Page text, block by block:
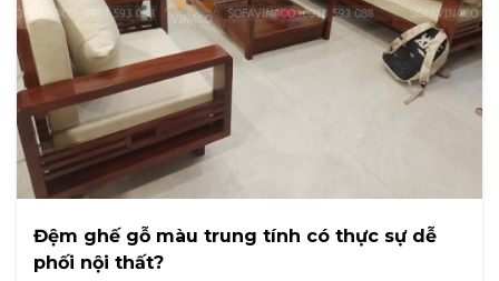
Đệm ghế gỗ màu trung tính có thực sự dễ
phối nội thất?